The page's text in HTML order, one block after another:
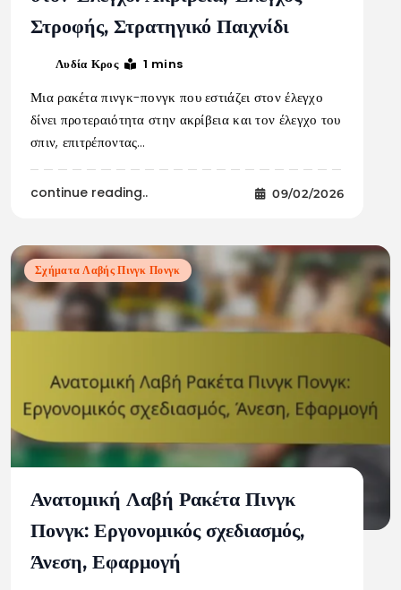
Στροφής, Στρατηγικό Παιχνίδι
Λυδία Κρος 1 mins
Μια ρακέτα πινγκ-πονγκ που εστιάζει στον έλεγχο
δίνει προτεραιότητα στην ακρίβεια και τον έλεγχο του
σπιν, επιτρέποντας…
continue reading.. 09/02/2026
Σχήματα Λαβής Πινγκ Πονγκ
Ανατομική Λαβή Ρακέτα Πινγκ
Πονγκ: Εργονομικός σχεδιασμός,
Άνεση, Εφαρμογή